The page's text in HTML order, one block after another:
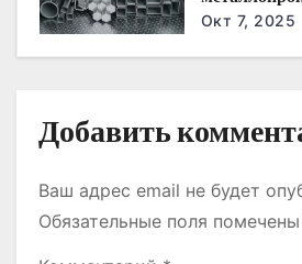
с
я
сферы
Окт 7, 2025
Добавить
Ваш адрес email не будет
Обязательные поля помечены